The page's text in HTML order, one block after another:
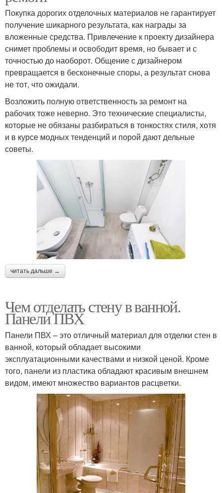
Покупка дорогих отделочных материалов не гарантирует
получение шикарного результата, как награды за
вложенные средства. Привлечение к проекту дизайнера
снимет проблемы и освободит время, но бывает и с
точностью до наоборот. Общение с дизайнером
превращается в бесконечные споры, а результат снова
не тот, что ожидали.
Возложить полную ответственность за ремонт на
рабочих тоже неверно. Это технические специалисты,
которые не обязаны разбираться в тонкостях стиля, хотя
и в курсе модных тенденций и порой дают дельные
советы.
читать дальше →
Чем отделать стену в ванной.
Панели ПВХ
Панели ПВХ – это отличный материал для отделки стен в
ванной, который обладает высокими
эксплуатационными качествами и низкой ценой. Кроме
того, панели из пластика обладают красивым внешнем
видом, имеют множество вариантов расцветки.